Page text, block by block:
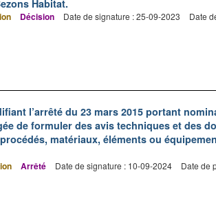
Habitat.
Décision Date de signature : 25-09-2023
Date
l’arrêté du 23 mars 2015 portant
de formuler des avis techniques et des
matériaux, éléments ou
Arrêté Date de signature : 10-09-2024
Date de